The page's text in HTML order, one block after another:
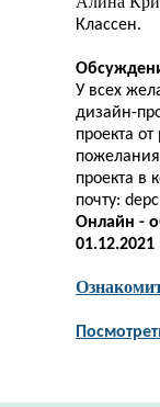
Классен.
У всех
дизайн-
проекта
проекта в
почту:
Онлайн -
01.12.2021